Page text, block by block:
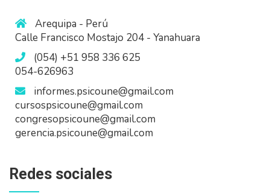
Arequipa - Perú
Calle Francisco Mostajo 204 - Yanahuara
(054) +51 958 336 625
054-626963
informes.psicoune@gmail.com
cursospsicoune@gmail.com
congresopsicoune@gmail.com
gerencia.psicoune@gmail.com
Redes sociales